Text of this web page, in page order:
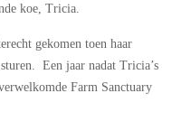
koe, Tricia.
gekomen toen haar
Een jaar nadat Tricia’s
Farm Sanctuary